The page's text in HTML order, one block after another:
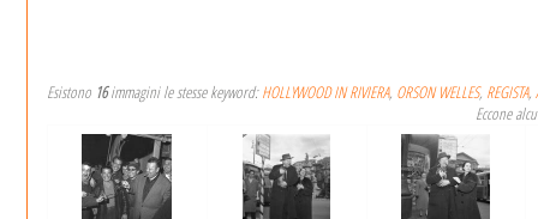
Esistono 16immagini le stesse keyword:HOLLYWOOD IN RIVIERA, ORSON WELLES, REGISTA,
Eccone